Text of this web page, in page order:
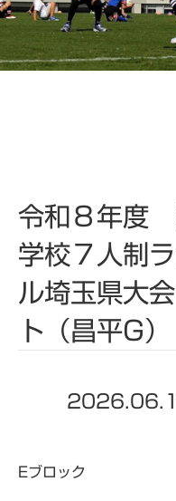
令和８年度
学校７人制
ル埼玉県大
ト（昌平G）
Eブロック